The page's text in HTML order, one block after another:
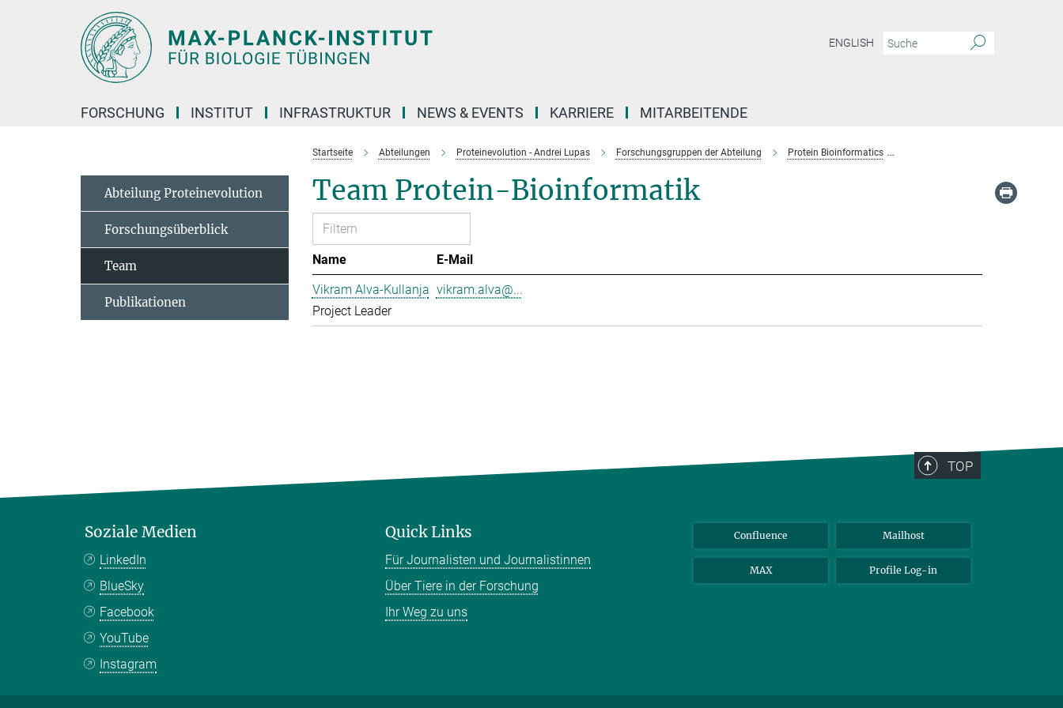
ENGLISH
FORSCHUNG INSTITUT INFRASTRUKTUR NEWS & EVENTS KARRIERE MITARBEITENDE
Startseite Abteilungen Proteinevolution - Andrei Lupas Forschungsgruppen der Abteilung Protein Bioinformatics
Team Protein-Bioinformatik
Name
E-Mail
Vikram Alva-Kullanja
Project Leader
vikram.alva@...
Abteilung Proteinevolution
Forschungsüberblick
Team
Publikationen
TOP
Soziale Medien
LinkedIn
BlueSky
Facebook
YouTube
Instagram
Quick Links
Für Journalisten und Journalistinnen
Über Tiere in der Forschung
Ihr Weg zu uns
Confluence Mailhost
MAX Profile Log-in